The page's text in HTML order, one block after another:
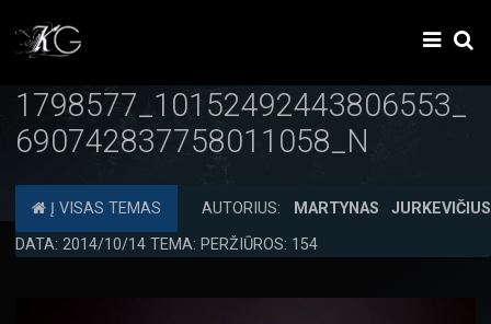
1798577_10152492443806553_
690742837758011058_N
Į VISAS TEMAS AUTORIUS:
MARTYNAS JURKEVIČIUS
DATA: 2014/10/14 TEMA: PERŽIŪROS: 154